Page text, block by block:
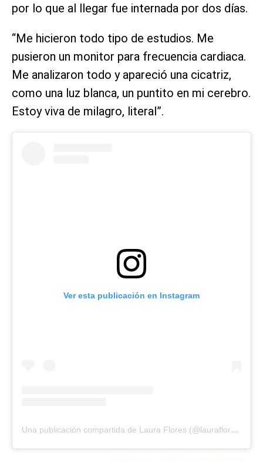
por lo que al llegar fue internada por dos días.
“Me hicieron todo tipo de estudios. Me
pusieron un monitor para frecuencia cardiaca.
Me analizaron todo y apareció una cicatriz,
como una luz blanca, un puntito en mi cerebro.
Estoy viva de milagro, literal”.
Ver esta publicación en Instagram
Una publicación compartida de Laura Flores (@laurafloresmx)